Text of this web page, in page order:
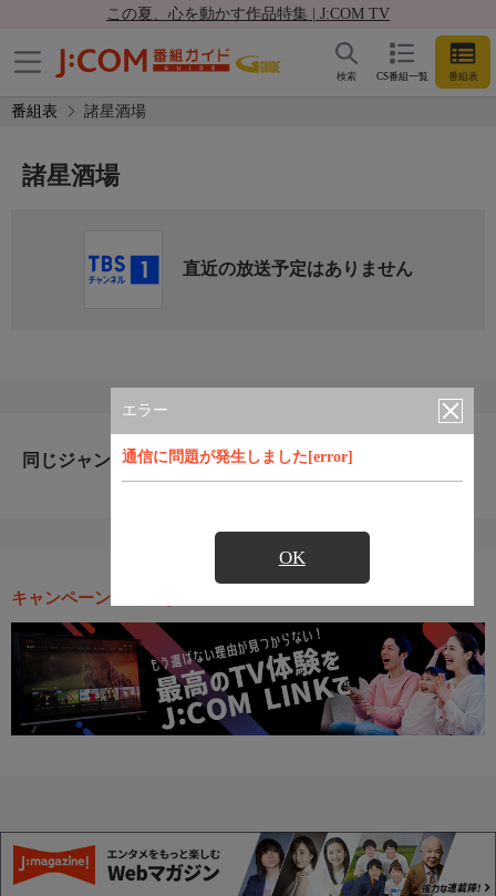
この夏、心を動かす作品特集 | J:COM TV
CS番組一覧 番組表
検索
番組表 諸星酒場
エラー
通信に問題が発生しました[error]
OK
諸星酒場
直近の放送予定はありません
同じジャンルのおすすめ番組
キャンペーン・お得な情報